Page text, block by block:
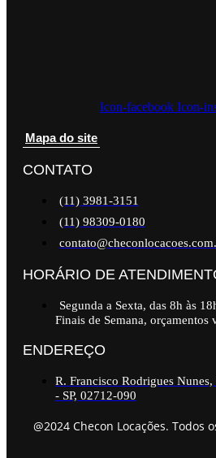
Icon-facebook Icon-
Mapa do site
CONTATO
(11) 3981-3151
(11) 98309-0180
HORÁRIO DE
Segunda a Sexta, das 8h às
Finais de Semana, orçamentos
ENDEREÇO
R. Francisco Rodrigues
- SP, 02712-090
@2024 Checon Locações. Todos